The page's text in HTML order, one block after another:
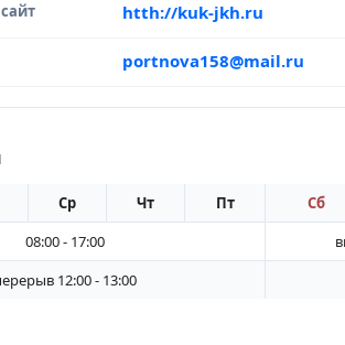
htth://kuk-jkh.ru
portnova158@mail.ru
Ср Чт Пт Сб
08:00 - 17:00
12:00 - 13:00